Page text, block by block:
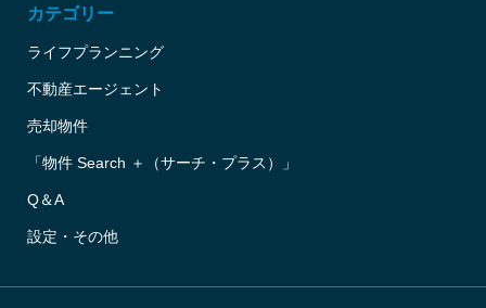
カテゴリー
ライフプランニング
不動産エージェント
売却物件
「物件 Search ＋（サーチ・プラス）」
Q＆A
設定・その他